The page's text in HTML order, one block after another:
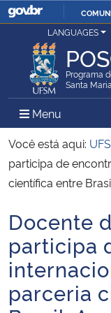
Ministério da Justiça e
Ministério da Defesa
Ministério das Relações
Ministério da Economia
Ministério da Infraestrutura
Ministério da Agricultura,
Ministério da Educação
LANGUAGES
Programa
Santa Maria
Menu Menu
Você está aqui:
participa de
científica entre
Início do conteúdo
Docente
participa
parceria